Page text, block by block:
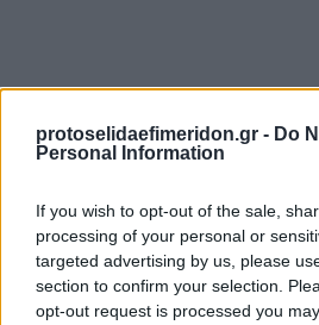
protoselidaefimeridon.gr - Do
Personal Information
If you wish to opt-out of the sale,
processing of your personal or
targeted advertising by us, please
section to confirm your selection.
opt-out request is processed you
Προηγούμενη
ΧΑΙ